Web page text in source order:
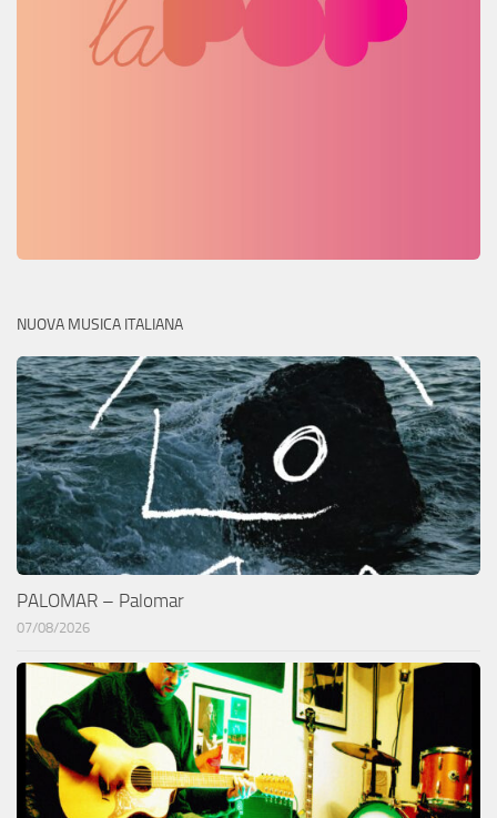
NUOVA MUSICA ITALIANA
PALOMAR – Palomar
07/08/2026